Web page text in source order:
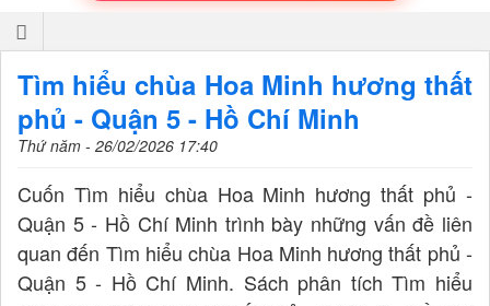
Tìm hiểu chùa Hoa Minh hương thất
phủ - Quận 5 - Hồ Chí Minh
Thứ năm - 26/02/2026 17:40
Cuốn Tìm hiểu chùa Hoa Minh hương thất phủ -
Quận 5 - Hồ Chí Minh trình bày những vấn đề liên
quan đến Tìm hiểu chùa Hoa Minh hương thất phủ -
Quận 5 - Hồ Chí Minh. Sách phân tích Tìm hiểu